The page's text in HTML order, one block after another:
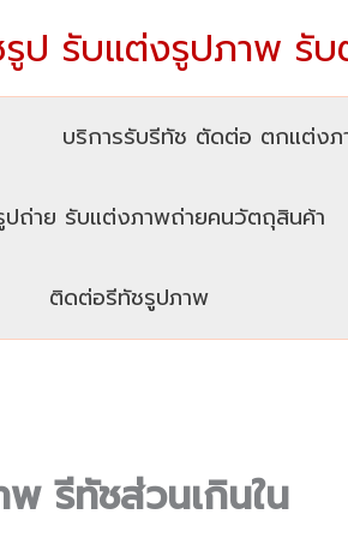
ป รับแต่งรูปภาพ รั
บริการรับรีทัช ตัดต่อ ตกแต่งภ
ถ่าย รับแต่งภาพถ่ายคนวัตถุสินค้า
ติดต่อรีทัชรูปภาพ
รีทัชส่วนเกินใน